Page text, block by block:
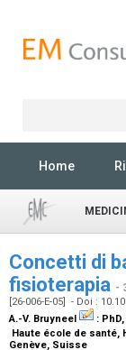
Home
Concetti di
fisioterapia -
[26-006-E-05] - Doi :
A.-V. Bruyneel
:
Haute école de santé,
Genève, Suisse